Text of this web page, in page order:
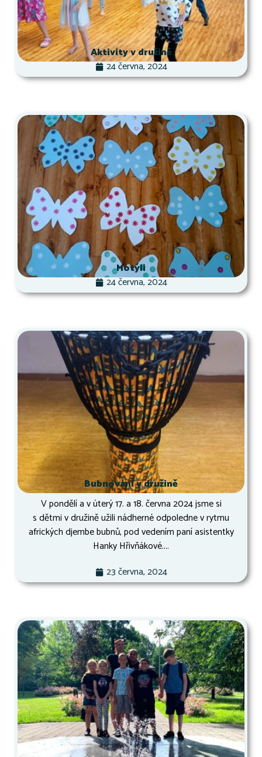
Aktivity v družině
24 června, 2024
Motýli
24 června, 2024
Bubnování v družině
V pondělí a v úterý 17. a 18. června 2024 jsme si
s dětmi v družině užili nádherné odpoledne v rytmu
afrických djembe bubnů, pod vedením paní asistentky
Hanky Hřivňákové....
23 června, 2024